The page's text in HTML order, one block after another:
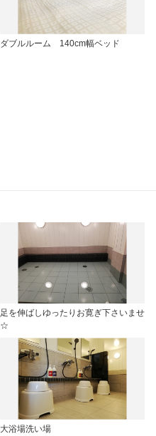
ダブルルーム 140cm幅ベッド
足を伸ばしゆったりお寛ぎ下さいませ
☆
大浴場洗い場